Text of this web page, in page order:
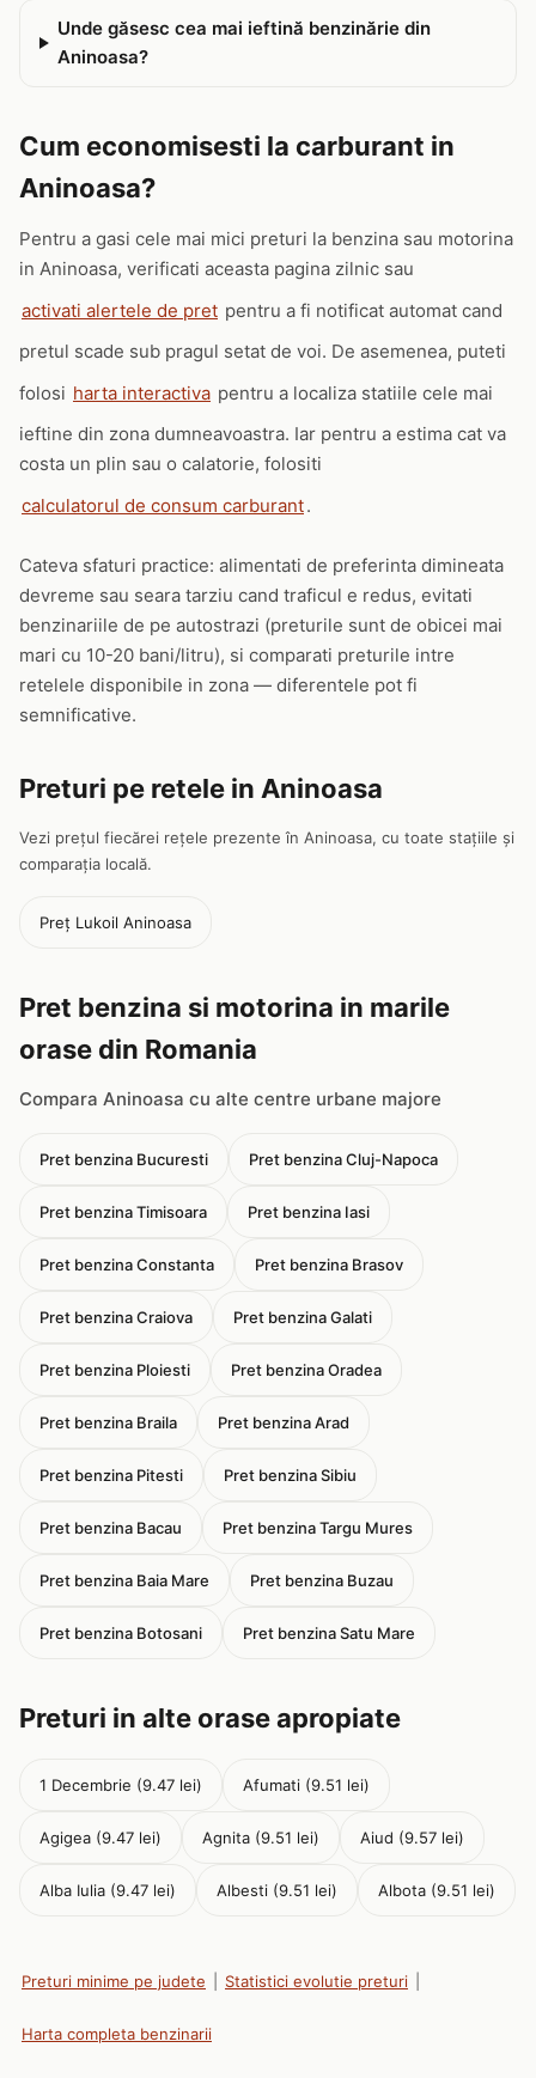
Unde găsesc cea mai ieftină benzinărie din
Aninoasa?
Cum economisesti la carburant in
Aninoasa?
Pentru a gasi cele mai mici preturi la benzina sau motorina
in Aninoasa, verificati aceasta pagina zilnic sau
activati alertele de pret pentru a fi notificat automat cand
pretul scade sub pragul setat de voi. De asemenea, puteti
folosi harta interactiva pentru a localiza statiile cele mai
ieftine din zona dumneavoastra. Iar pentru a estima cat va
costa un plin sau o calatorie, folositi
calculatorul de consum carburant.
Cateva sfaturi practice: alimentati de preferinta dimineata
devreme sau seara tarziu cand traficul e redus, evitati
benzinariile de pe autostrazi (preturile sunt de obicei mai
mari cu 10-20 bani/litru), si comparati preturile intre
retelele disponibile in zona — diferentele pot fi
semnificative.
Preturi pe retele in Aninoasa
Vezi prețul fiecărei rețele prezente în Aninoasa, cu toate stațiile și
comparația locală.
Preț Lukoil Aninoasa
Pret benzina si motorina in marile
orase din Romania
Compara Aninoasa cu alte centre urbane majore
Pret benzina Bucuresti Pret benzina Cluj-Napoca
Pret benzina Timisoara Pret benzina Iasi
Pret benzina Constanta Pret benzina Brasov
Pret benzina Craiova Pret benzina Galati
Pret benzina Ploiesti Pret benzina Oradea
Pret benzina Braila Pret benzina Arad
Pret benzina Pitesti Pret benzina Sibiu
Pret benzina Bacau Pret benzina Targu Mures
Pret benzina Baia Mare Pret benzina Buzau
Pret benzina Botosani Pret benzina Satu Mare
Preturi in alte orase apropiate
1 Decembrie (9.47 lei) Afumati (9.51 lei)
Agigea (9.47 lei) Agnita (9.51 lei) Aiud (9.57 lei)
Alba Iulia (9.47 lei) Albesti (9.51 lei) Albota (9.51 lei)
Preturi minime pe judete Statistici evolutie preturi
Harta completa benzinarii